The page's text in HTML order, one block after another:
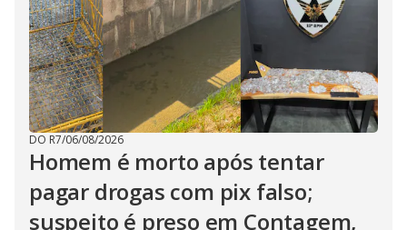
DO R7/06/08/2026
Homem é morto após tentar
pagar drogas com pix falso;
suspeito é preso em Contagem,